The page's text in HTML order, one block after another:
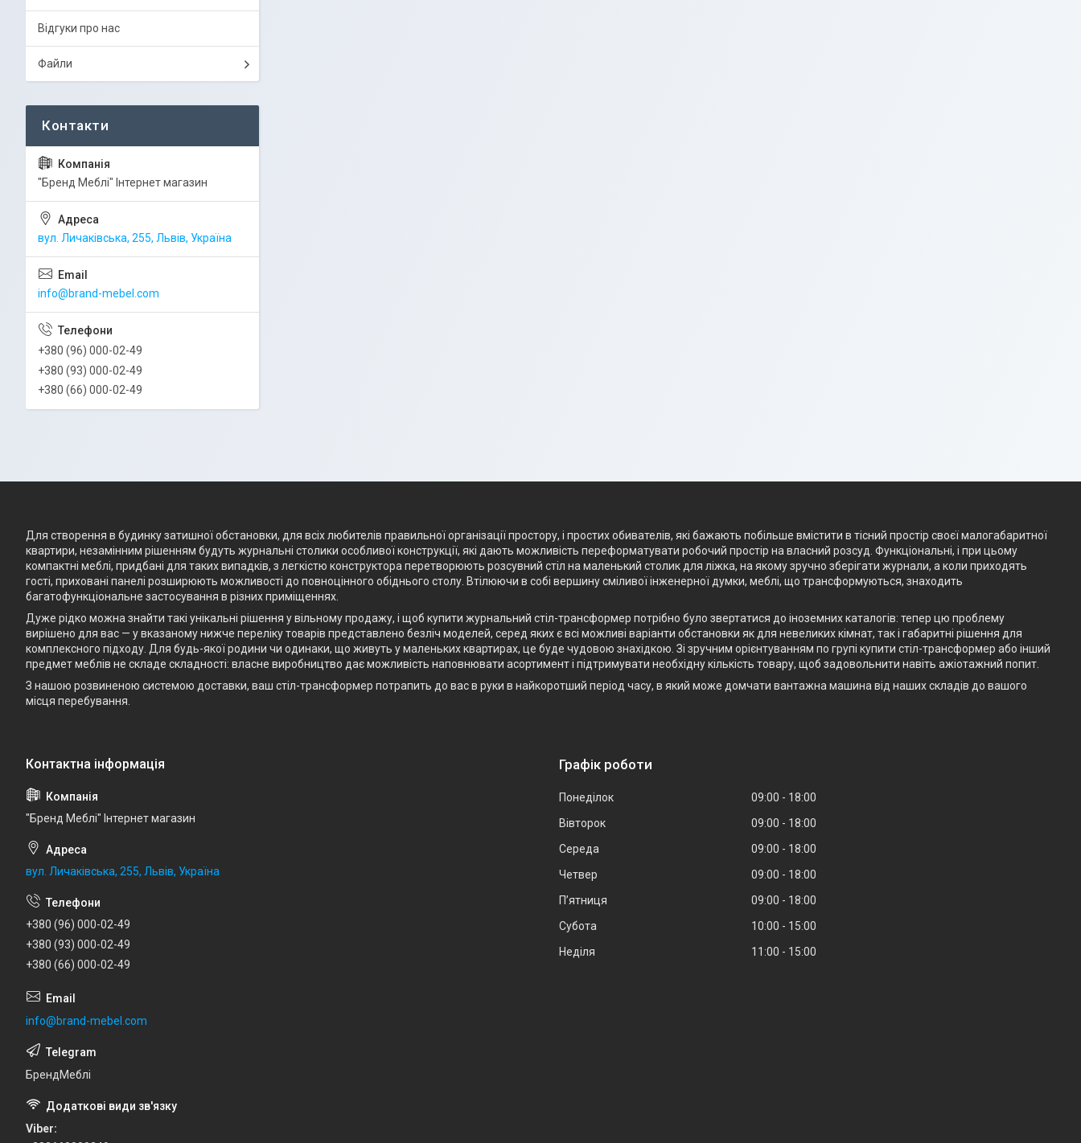
Відгуки про нас
Файли
"Бренд Меблі" Інтернет магазин
вул. Личаківська, 255, Львів, Україна
info@brand-mebel.com
+380 (96) 000-02-49
+380 (93) 000-02-49
+380 (66) 000-02-49
Для створення в будинку затишної обстановки, для всіх любителів правильної організації простору, і простих обивателів, які бажають побільше вмістити в тісний простір своєї малогабаритної
квартири, незамінним рішенням будуть журнальні столики особливої конструкції, які дають можливість переформатувати робочий простір на власний розсуд. Функціональні, і при цьому
компактні меблі, придбані для таких випадків, з легкістю конструктора перетворюють розсувний стіл на маленький столик для ліжка, на якому зручно зберігати журнали, а коли приходять
гості, приховані панелі розширюють можливості до повноцінного обіднього столу. Втілюючи в собі вершину сміливої інженерної думки, меблі, що трансформуються, знаходить
багатофункціональне застосування в різних приміщеннях.
Дуже рідко можна знайти такі унікальні рішення у вільному продажу, і щоб купити журнальний стіл-трансформер потрібно було звертатися до іноземних каталогів: тепер цю проблему
вирішено для вас — у вказаному нижче переліку товарів представлено безліч моделей, серед яких є всі можливі варіанти обстановки як для невеликих кімнат, так і габаритні рішення для
комплексного підходу. Для будь-якої родини чи одинаки, що живуть у маленьких квартирах, це буде чудовою знахідкою. Зі зручним орієнтуванням по групі купити стіл-трансформер або інший
предмет меблів не складе складності: власне виробництво дає можливість наповнювати асортимент і підтримувати необхідну кількість товару, щоб задовольнити навіть ажіотажний попит.
З нашою розвиненою системою доставки, ваш стіл-трансформер потрапить до вас в руки в найкоротший період часу, в який може домчати вантажна машина від наших складів до вашого
місця перебування.
"Бренд Меблі" Інтернет магазин
вул. Личаківська, 255, Львів, Україна
+380 (96) 000-02-49
+380 (93) 000-02-49
+380 (66) 000-02-49
info@brand-mebel.com
БрендМеблі
Viber
Графік роботи
Понеділок 09:00
18:00
Вівторок
09:00
18:00
Середа
09:00
18:00
Четвер
09:00
18:00
Пʼятниця
09:00
18:00
Субота
10:00
15:00
Неділя
11:00 15:00